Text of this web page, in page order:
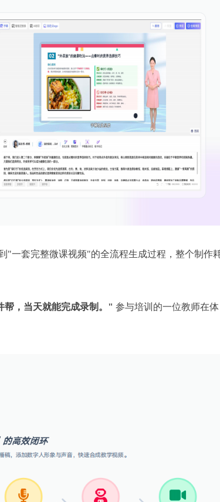
"一套完整微课视频"的全流程生成过程，整个制作
帮，当天就能完成录制。" 参与培训的一位教师在体